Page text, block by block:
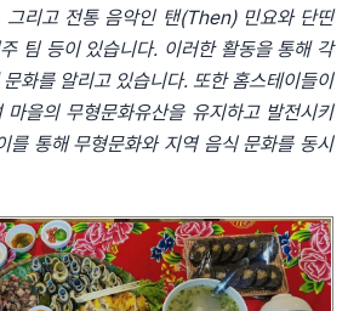
그리고 전통 음악인 탠(Then) 민요와 단띤
팀 등이 있습니다. 이러한 활동을 통해 각
문화를 알리고 있습니다. 또한 홈스테이들이
마을의 무형문화유산을 유지하고 발전시키
를 통해 무형문화와 지역 음식 문화를 동시